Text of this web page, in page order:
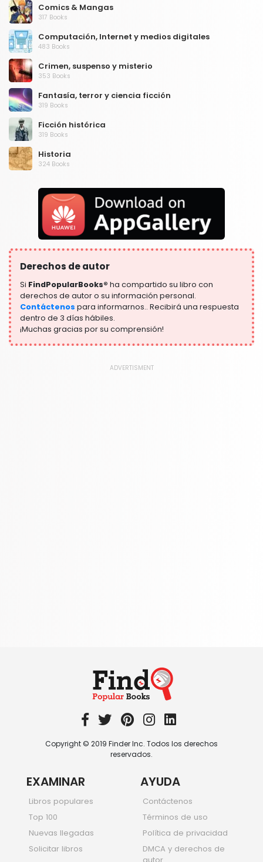
Comics & Mangas
317 Books
Computación, Internet y medios digitales
483 Books
Crimen, suspenso y misterio
353 Books
Fantasía, terror y ciencia ficción
319 Books
Ficción histórica
319 Books
Historia
324 Books
324 Books
Lengua, Lingüística y Escritura
1181 Books
Ley
361 Books
Libros de texto y guías de estudio
340 Books
Literatura y ficción
332 Books
Manualidades, hogar y estilo de vida
Derechos de autor
Si FindPopularBooks® ha compartido su libro con
derechos de autor o su información personal.
Contáctenos para informarnos.. Recibirá una respuesta
dentro de 3 días hábiles.
¡Muchas gracias por su comprensión!
ADVERTISMENT
Copyright © 2019 Finder Inc. Todos los derechos
reservados.
EXAMINAR
Libros populares
Top 100
Nuevas llegadas
Solicitar libros
AYUDA
Contáctenos
Términos de uso
Política de privacidad
DMCA y derechos de